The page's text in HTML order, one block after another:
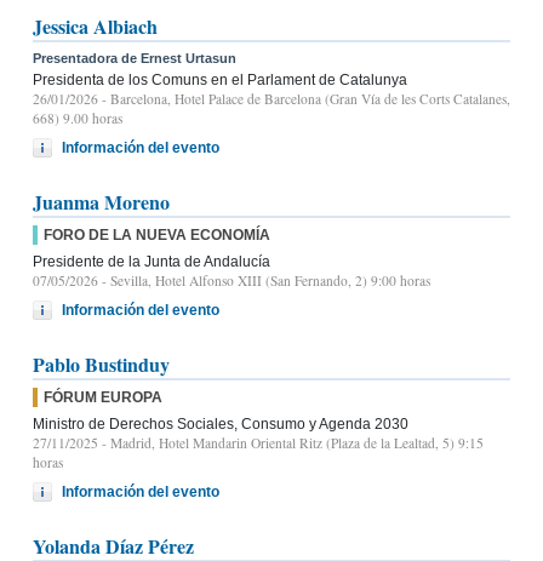
Jessica Albiach
Presentadora de Ernest Urtasun
Presidenta de los Comuns en el Parlament de Catalunya
26/01/2026 - Barcelona, Hotel Palace de Barcelona (Gran Vía de les Corts Catalanes,
668) 9.00 horas
Información del evento
Juanma Moreno
FORO DE LA NUEVA ECONOMÍA
Presidente de la Junta de Andalucía
07/05/2026 - Sevilla, Hotel Alfonso XIII (San Fernando, 2) 9:00 horas
Información del evento
Pablo Bustinduy
FÓRUM EUROPA
Ministro de Derechos Sociales, Consumo y Agenda 2030
27/11/2025 - Madrid, Hotel Mandarin Oriental Ritz (Plaza de la Lealtad, 5) 9:15
horas
Información del evento
Yolanda Díaz Pérez